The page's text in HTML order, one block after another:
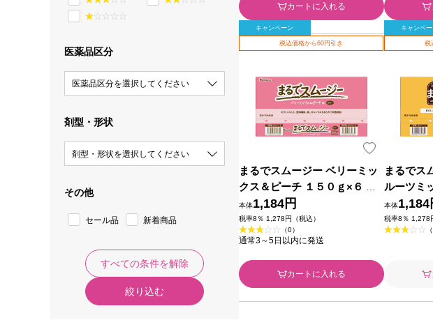
医薬品区分
医薬品区分を選択してください
剤型・形状
剤型・形状を選択してください
その他
セール品 新着商品
すべての条件を解除
絞り込む
カートに入れる
キャンペーン
税込価格から60円引き
まるでスムージー ベリーミッ
クス＆ピーチ １５０ｇ×６ ハ
ウスウェルネスフーズ
本体1,184円
税率8％ 1,278円（税込）
（0）
通常3～5日以内に発送
カートに入れる
キャンペー
税
まるでス
ルーツミ
ウチ ６Ｐ
ーズ
本体1,184
税率8％ 1,278